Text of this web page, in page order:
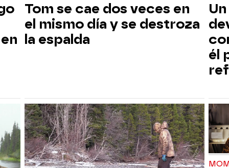
Tom se cae dos veces en
el mismo día y se destroza
la espalda
él